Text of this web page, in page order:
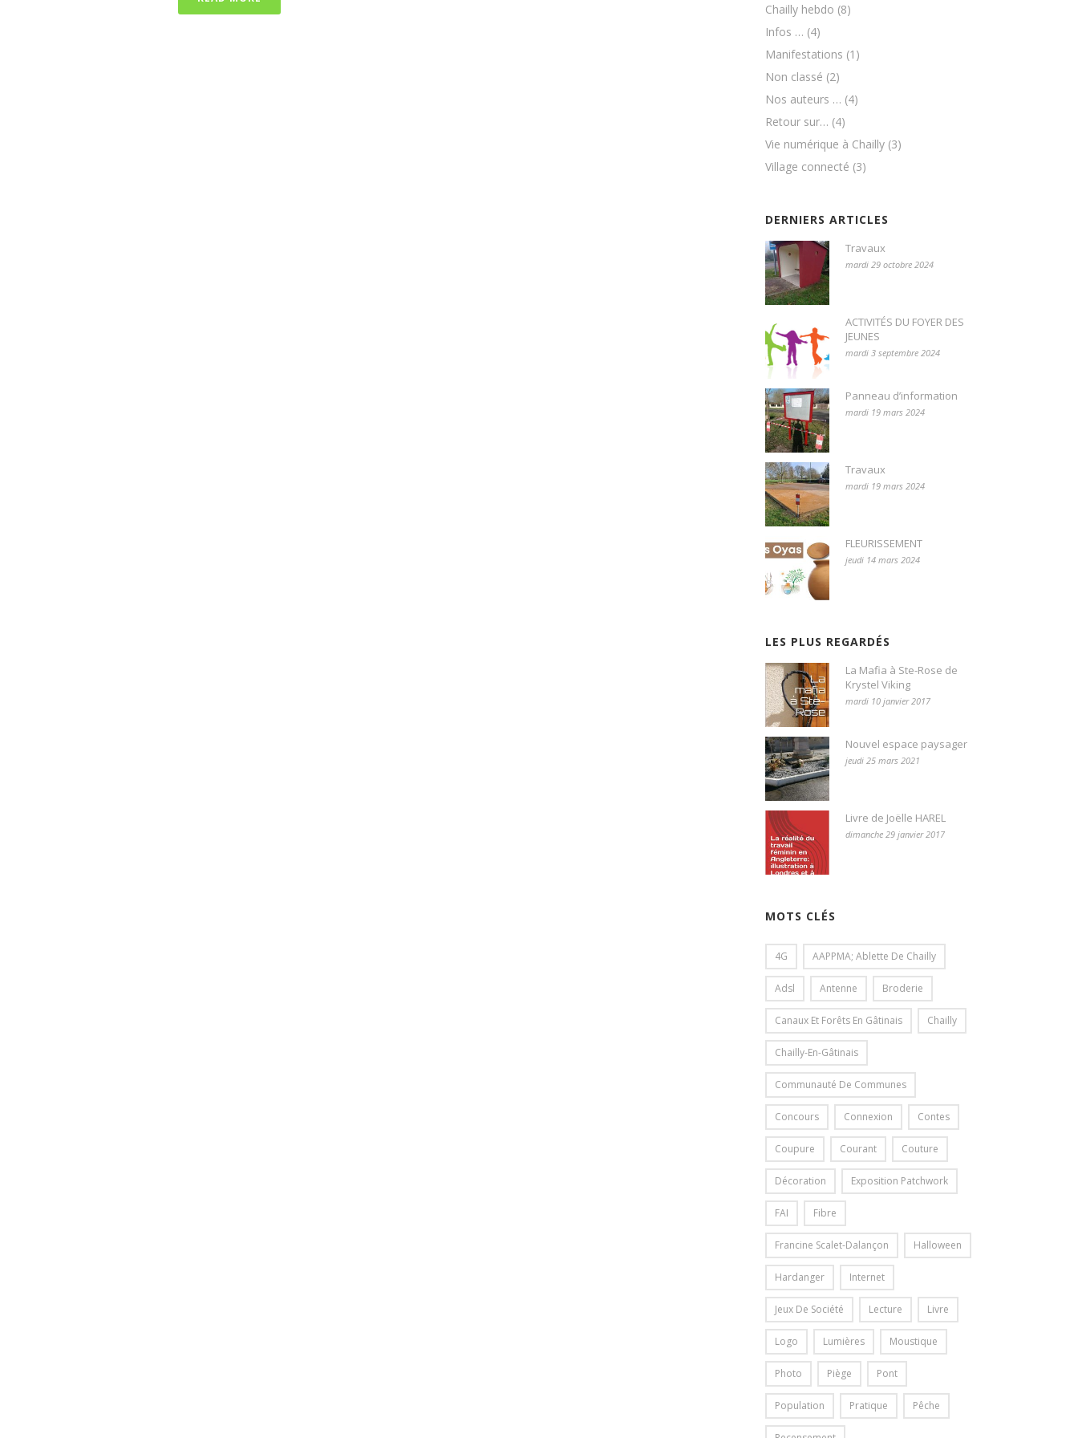
Chailly hebdo (8)
Infos … (4)
Manifestations (1)
Non classé (2)
Nos auteurs … (4)
Retour sur… (4)
Vie numérique à Chailly (3)
Village connecté (3)
DERNIERS ARTICLES
Travaux
mardi 29 octobre 2024
ACTIVITÉS DU FOYER DES
JEUNES
mardi 3 septembre 2024
Panneau d’information
mardi 19 mars 2024
Travaux
mardi 19 mars 2024
FLEURISSEMENT
jeudi 14 mars 2024
LES PLUS REGARDÉS
La Mafia à Ste-Rose de
Krystel Viking
mardi 10 janvier 2017
Nouvel espace paysager
jeudi 25 mars 2021
Livre de Joëlle HAREL
dimanche 29 janvier 2017
MOTS CLÉS
4G AAPPMA; Ablette De Chailly
Adsl Antenne Broderie
Canaux Et Forêts En Gâtinais Chailly
Chailly-En-Gâtinais
Communauté De Communes
Concours Connexion Contes
Coupure Courant Couture
Décoration Exposition Patchwork
FAI Fibre
Francine Scalet-Dalançon Halloween
Hardanger Internet
Jeux De Société Lecture Livre
Logo Lumières Moustique
Photo Piège Pont
Population Pratique Pêche